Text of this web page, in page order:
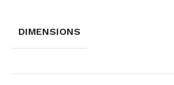
DIMENSIONS